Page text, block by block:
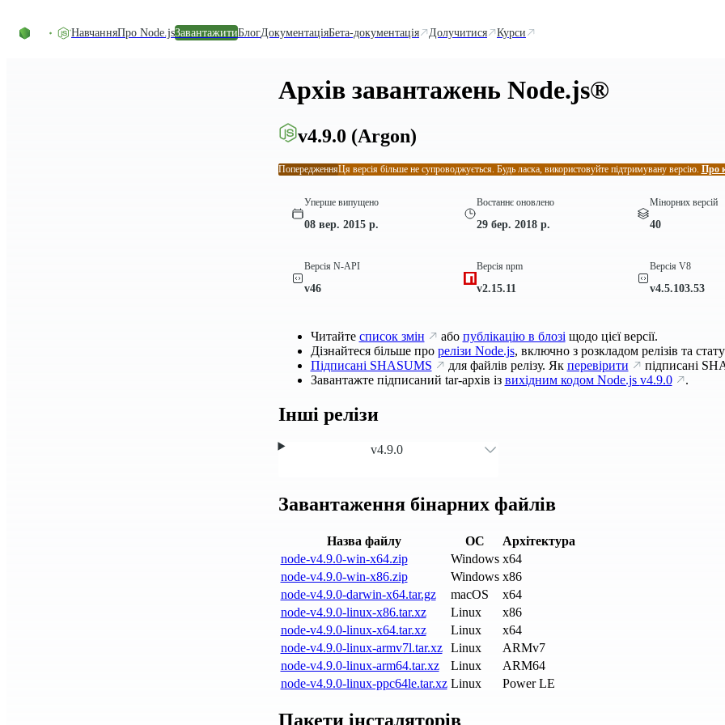
НавчанняПро Node.jsЗавантажитиБлогДокументаціяБета-документація Долучитися Курси
Архів завантажень Node.js®
v4.9.0 (Argon)
ПопередженняЦя версія більше не супроводжується. Будь ласка, використовуйте підтримувану версію. Про
Уперше випущено
08 вер. 2015 р.
Востаннє оновлено
29 бер. 2018 р.
Мінорних версій
40
Версія N-API
v46
Версія npm
v2.15.11
Версія V8
v4.5.103.53
Читайте список змін або публікацію в блозі щодо цієї версії.
Дізнайтеся більше про релізи Node.js, включно з розкладом релізів та
Підписані SHASUMS
для файлів релізу. Як перевірити
підписані
Завантажте підписаний tar-архів із вихідним кодом Node.js v4.9.0 .
Інші релізи
v4.9.0
Завантаження бінарних файлів
Назва файлу ОС
Архітектура
node-v4.9.0-win-x64.zip
Windows x64
node-v4.9.0-win-x86.zip
Windows x86
node-v4.9.0-darwin-x64.tar.gz
macOS
x64
node-v4.9.0-linux-x86.tar.xz
Linux
x86
node-v4.9.0-linux-x64.tar.xz
Linux
x64
node-v4.9.0-linux-armv7l.tar.xz
Linux
ARMv7
node-v4.9.0-linux-arm64.tar.xz
Linux
ARM64
node-v4.9.0-linux-ppc64le.tar.xz Linux Power LE
Пакети інсталяторів